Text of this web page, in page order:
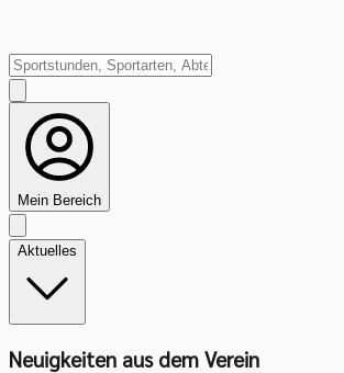
Mein Bereich
Aktuelles
Neuigkeiten aus dem Verein